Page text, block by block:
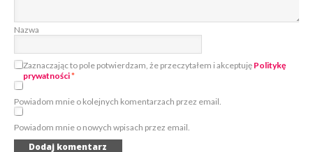
Nazwa
Zaznaczając to pole potwierdzam, że przeczytałem i akceptuję Politykę
prywatności*
Powiadom mnie o kolejnych komentarzach przez email.
Powiadom mnie o nowych wpisach przez email.